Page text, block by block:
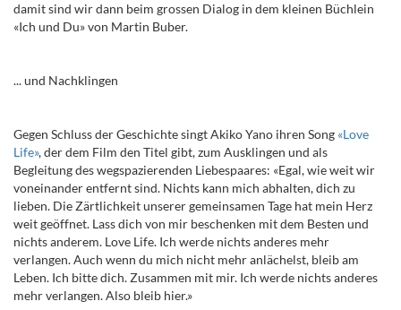
damit sind wir dann beim grossen Dialog in dem kleinen Büchlein
«Ich und Du»von Martin Buber.
... und Nachklingen
Gegen Schluss der Geschichte singt Akiko Yano ihren Song «Love
Life», der dem Film den Titel gibt,zum Ausklingen und als
Begleitung des wegspazierenden Liebespaares: «Egal, wie weit wir
voneinander entfernt sind. Nichts kann mich abhalten, dich zu
lieben. Die Zärtlichkeit unserer gemeinsamen Tage hat mein Herz
weit geöffnet. Lass dich von mir beschenken mit dem Besten und
nichts anderem. Love Life. Ich werde nichts anderes mehr
verlangen. Auch wenn du mich nicht mehr anlächelst, bleib am
Leben. Ich bitte dich. Zusammen mit mir. Ich werde nichts anderes
mehr verlangen. Also bleib hier.»